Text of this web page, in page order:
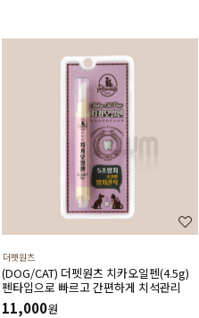
더펫원츠
(DOG/CAT) 더펫원츠 치카오일펜(4.5g)
펜타입으로 빠르고 간편하게 치석관리
11,000원